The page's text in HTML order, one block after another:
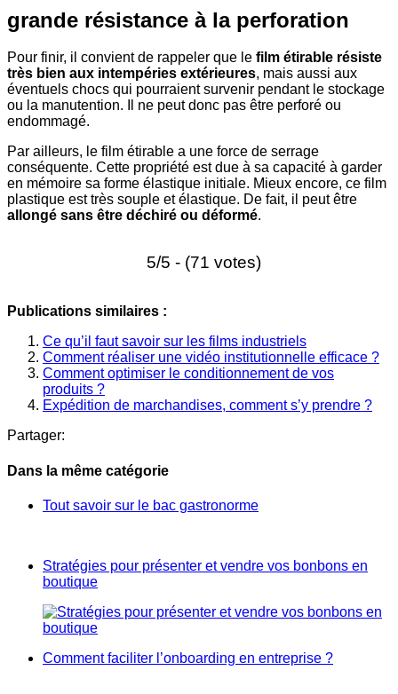
grande résistance à la perforation
Pour finir, il convient de rappeler que le film étirable résiste
très bien aux intempéries extérieures, mais aussi aux
éventuels chocs qui pourraient survenir pendant le stockage
ou la manutention. Il ne peut donc pas être perforé ou
endommagé.
Par ailleurs, le film étirable a une force de serrage
conséquente. Cette propriété est due à sa capacité à garder
en mémoire sa forme élastique initiale. Mieux encore, ce film
plastique est très souple et élastique. De fait, il peut être
allongé sans être déchiré ou déformé.
5/5 - (71 votes)
Publications similaires :
Ce qu’il faut savoir sur les films industriels
Comment réaliser une vidéo institutionnelle efficace ?
Comment optimiser le conditionnement de vos
produits ?
Expédition de marchandises, comment s’y prendre ?
Partager:
Dans la même catégorie
Tout savoir sur le bac gastronorme
Stratégies pour présenter et vendre vos bonbons en
boutique
Comment faciliter l’onboarding en entreprise ?